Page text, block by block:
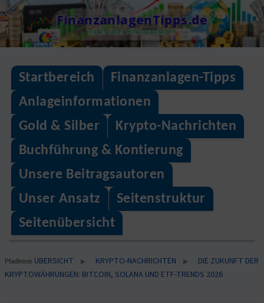
Skip
to
content
FinanzanlagenTipps.de
Tipps über Finanzanlagen
Startbereich
Finanzanlagen-Tipps
Anlageinformationen
Gold & Silber
Krypto-Nachrichten
Buchführung & Kontierung
Unsere Beitragsautoren
Unser Ansatz
Seitenstruktur
Seitenübersicht
Pfadleiste ÜBERSICHT ▶ KRYPTO-NACHRICHTEN ▶
DIE ZUKUNFT DER
KRYPTOWÄHRUNGEN: BITCOIN, SOLANA UND ETF-TRENDS 2026